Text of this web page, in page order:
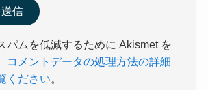
パムを低減するために Akismet を
コメントデータの処理方法の詳細
ください。